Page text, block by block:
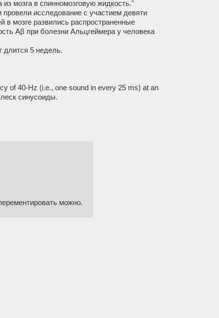
мозга в спинномозговую жидкость."
исследование с участием девяти
в мозге развились распространенные
Аβ при болезни Альцгеймера у человека
длится 5 недель.
of 40-Hz (i.e., one sound in every 25 ms) at an
синусоиды.
можно.